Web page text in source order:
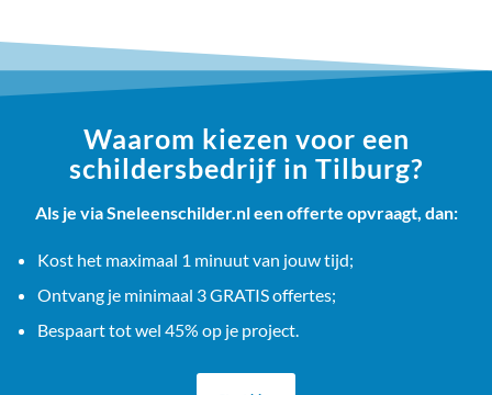
Waarom kiezen voor een
schildersbedrijf in Tilburg?
Als je via Sneleenschilder.nl een offerte opvraagt, dan:
Kost het maximaal 1 minuut van jouw tijd;
Ontvang je minimaal 3 GRATIS offertes;
Bespaart tot wel 45% op je project.